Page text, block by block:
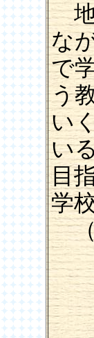
地
な
で
う
い
い
目
学
（